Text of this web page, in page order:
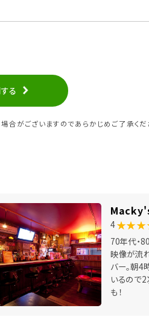
る
がございますのであらかじめご了承くだ
4
70年代・
映像が流
バー。朝4
いるので2
も！